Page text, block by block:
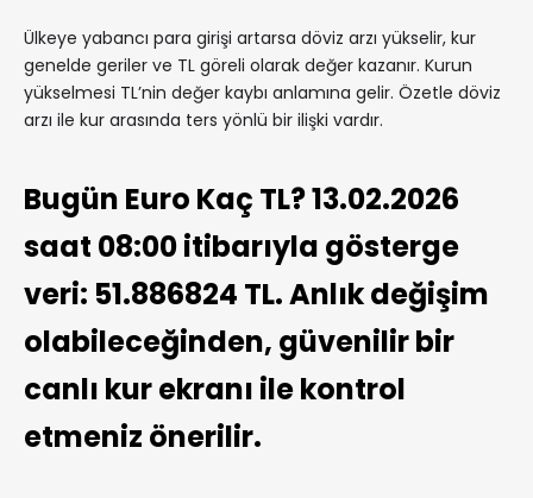
Ülkeye yabancı para girişi artarsa döviz arzı yükselir, kur
genelde geriler ve TL göreli olarak değer kazanır. Kurun
yükselmesi TL’nin değer kaybı anlamına gelir. Özetle döviz
arzı ile kur arasında ters yönlü bir ilişki vardır.
Bugün Euro Kaç TL? 13.02.2026
saat 08:00 itibarıyla gösterge
veri: 51.886824 TL. Anlık değişim
olabileceğinden, güvenilir bir
canlı kur ekranı ile kontrol
etmeniz önerilir.